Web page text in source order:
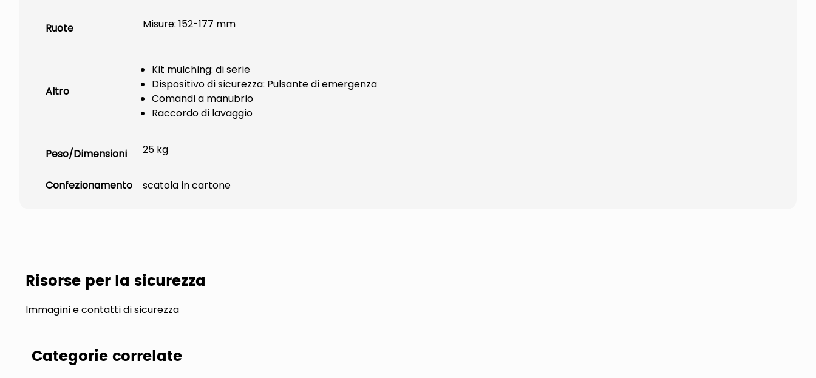
Ruote Misure: 152-177 mm
Altro
Kit mulching: di serie
Dispositivo di sicurezza: Pulsante di emergenza
Comandi a manubrio
Raccordo di lavaggio
Peso/Dimensioni 25 kg
Confezionamento scatola in cartone
Risorse per la sicurezza
Immagini e contatti di sicurezza
Categorie correlate